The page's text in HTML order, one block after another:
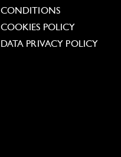
CONDITIONS
COOKIES POLICY
DATA PRIVACY POLICY